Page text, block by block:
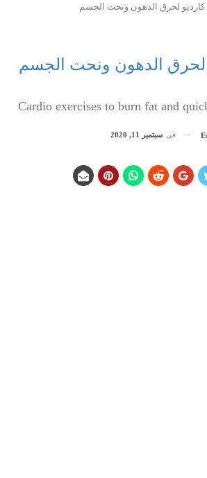
كارديو لحرق الدهون ونحت الجسم
لحرق الدهون ونحت الجسم
Cardio exercises to burn fat and
في سبتمبر 11, 2020